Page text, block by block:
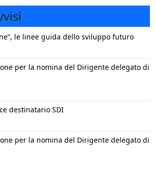
le linee guida dello sviluppo futuro
per la nomina del Dirigente delegato di
destinatario SDI
per la nomina del Dirigente delegato di